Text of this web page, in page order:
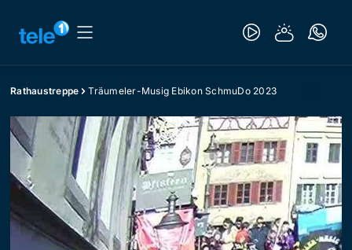
Rathaustreppe Träumeler-Musig Ebikon SchmuDo 2023